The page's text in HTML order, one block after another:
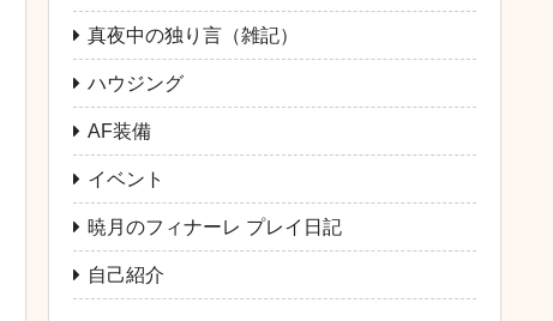
真夜中の独り言（雑記）
ハウジング
AF装備
イベント
暁月のフィナーレ プレイ日記
自己紹介